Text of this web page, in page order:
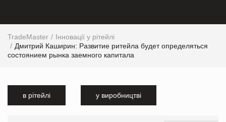
TradeMaster
Інновації у рітейлі
Дмитрий Каширин: Развитие ритейла будет определяться
состоянием рынка заемного капитала
в рітейлі у виробництві